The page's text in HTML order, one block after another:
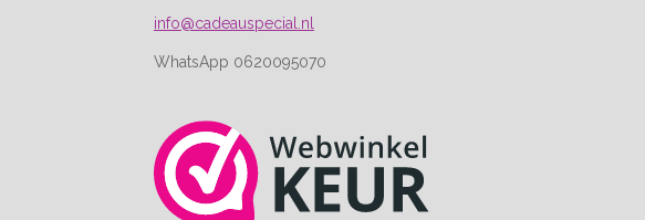
info@cadeauspecial.nl
WhatsApp 0620095070